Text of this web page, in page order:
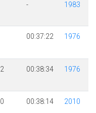
- 1983
00:37:22 1976
00:38:34 1976
00:38:14 2010